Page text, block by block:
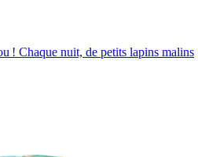
! Chaque nuit, de petits lapins malins